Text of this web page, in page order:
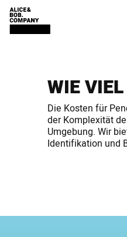
WIE
Die Kosten für
der Komplexität
Umgebung. Wir
Identifikation und